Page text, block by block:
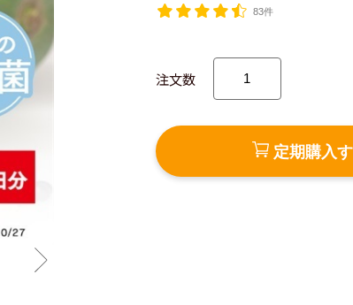
83件
注文数
定期購入